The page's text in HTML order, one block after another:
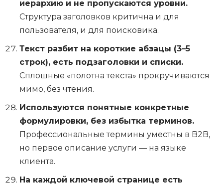
иерархию и не пропускаются уровни.
Структура заголовков критична и для
пользователя, и для поисковика.
Текст разбит на короткие абзацы (3–5
строк), есть подзаголовки и списки.
Сплошные «полотна текста» прокручиваются
мимо, без чтения.
Используются понятные конкретные
формулировки, без избытка терминов.
Профессиональные термины уместны в B2B,
но первое описание услуги — на языке
клиента.
На каждой ключевой странице есть